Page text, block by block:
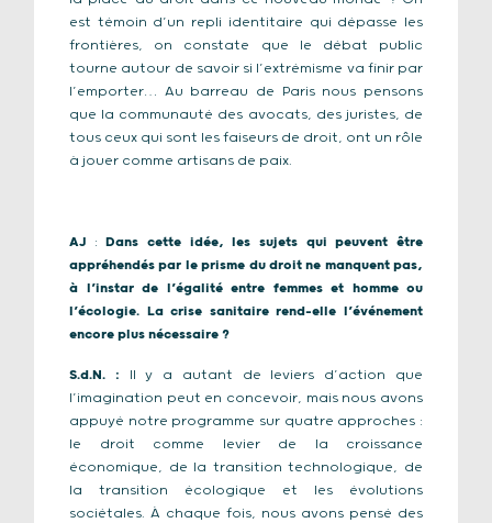
est témoin d’un repli identitaire qui dépasse les
frontières, on constate que le débat public
tourne autour de savoir si l’extrémisme va finir par
l’emporter… Au barreau de Paris nous pensons
que la communauté des avocats, des juristes, de
tous ceux qui sont les faiseurs de droit, ont un rôle
à jouer comme artisans de paix.
AJ :Dans cette idée, les sujets qui peuvent être
appréhendés par le prisme du droit ne manquent pas,
à l’instar de l’égalité entre femmes et homme ou
l’écologie. La crise sanitaire rend-elle l’événement
encore plus nécessaire ?
S.d.N. : Il y a autant de leviers d’action que
l’imagination peut en concevoir, mais nous avons
appuyé notre programme sur quatre approches :
le droit comme levier de la croissance
économique, de la transition technologique, de
la transition écologique et les évolutions
sociétales. À chaque fois, nous avons pensé des